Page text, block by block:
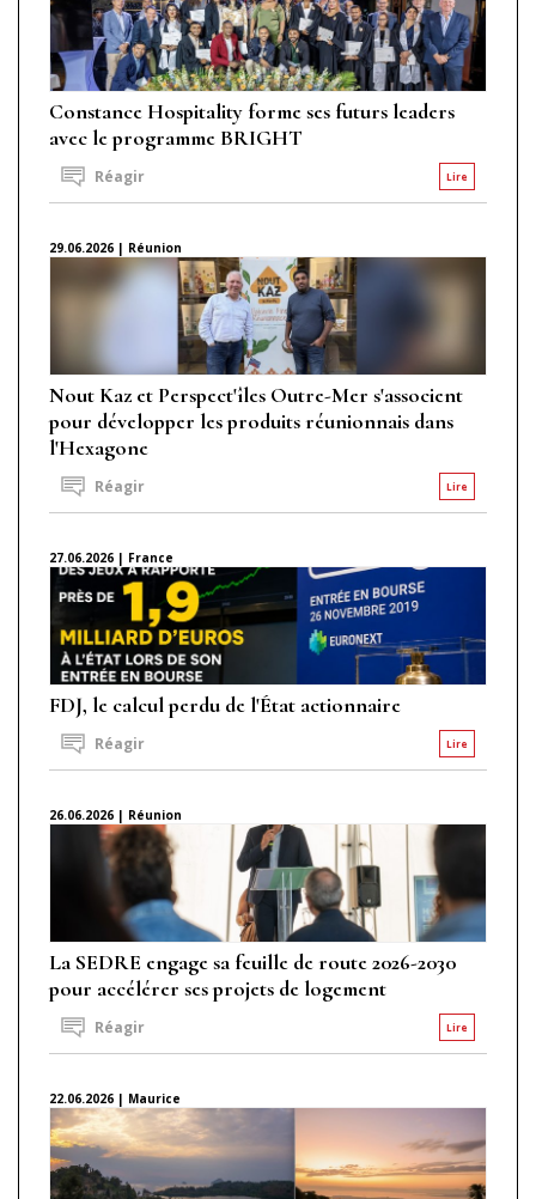
Constance Hospitality forme ses futurs leaders
avec le programme BRIGHT
Lire
Réagir
29.06.2026 | Réunion
Nout Kaz et Perspect'îles Outre-Mer s'associent
pour développer les produits réunionnais dans
l'Hexagone
Lire
Réagir
27.06.2026 | France
FDJ, le calcul perdu de l'État actionnaire
Lire
Réagir
26.06.2026 | Réunion
La SEDRE engage sa feuille de route 2026-2030
pour accélérer ses projets de logement
Lire
Réagir
22.06.2026 | Maurice